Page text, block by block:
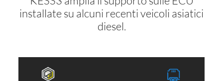
installate su alcuni recenti veicoli asiatici
diesel.